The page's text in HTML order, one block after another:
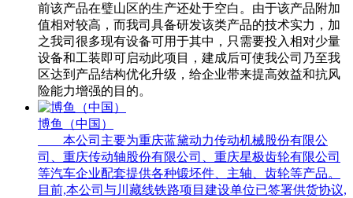
前该产品在璧山区的生产还处于空白。由于该产品附加
值相对较高，而我司具备研发该类产品的技术实力，加
之我司很多现有设备可用于其中，只需要投入相对少量
设备和工装即可启动此项目，建成后可使我公司乃至我
区达到产品结构优化升级，给企业带来提高效益和抗风
险能力增强的目的。
博鱼（中国）
本公司主要为重庆蓝黛动力传动机械股份有限公
司、重庆传动轴股份有限公司、重庆星极齿轮有限公司
等汽车企业配套提供各种锻坯件、主轴、齿轮等产品。
目前,本公司与川藏线铁路项目建设单位已签署供货协议,